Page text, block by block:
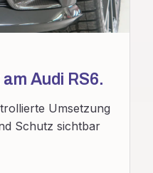
Audi RS6.
Umsetzung
Schutz sichtbar